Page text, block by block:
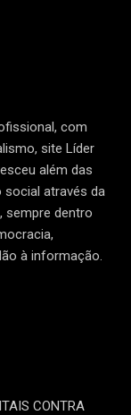
com
site Líder
além das
através da
sempre dentro
à informação.
CONTRA